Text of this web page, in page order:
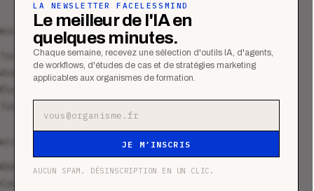
LA NEWSLETTER FACELESSMIND
Le meilleur de l'IA en
quelques minutes.
Chaque semaine, recevez une sélection d'outils IA, d'agents,
de workflows, d'études de cas et de stratégies marketing
applicables aux organismes de formation.
JE M’INSCRIS
AUCUN SPAM. DÉSINSCRIPTION EN UN CLIC.
MAGAZINE
Tous les articles
Analyses
Tutoriels
RESSOURCES
Bibliothèque
Communauté